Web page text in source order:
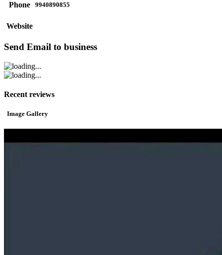
Phone 9940890855
Website
Send Email to business
Recent reviews
Image Gallery